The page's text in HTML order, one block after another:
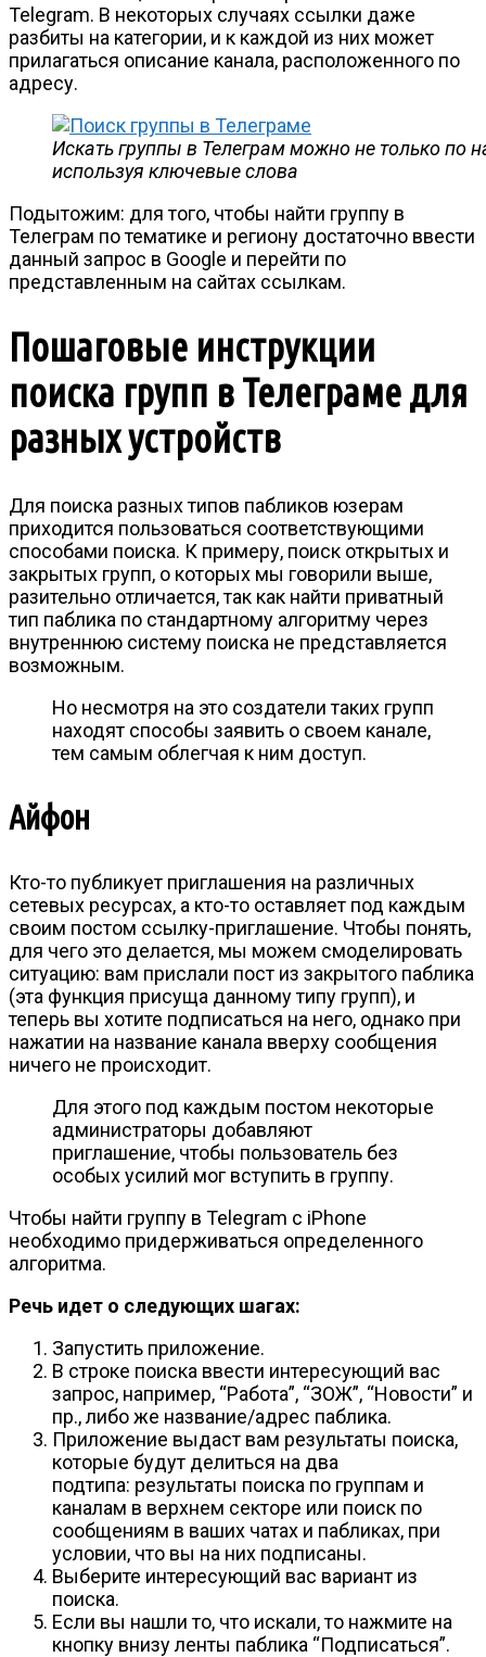
Telegram. В некоторых случаях ссылки даже
разбиты на категории, и к каждой из них может
прилагаться описание канала, расположенного по
адресу.
Искать группы в Телеграм можно не только по
используя ключевые слова
Подытожим: для того, чтобы найти группу в
Телеграм по тематике и региону достаточно ввести
данный запрос в Google и перейти по
представленным на сайтах ссылкам.
Пошаговые инструкции
поиска групп в Телеграме для
разных устройств
Для поиска разных типов пабликов юзерам
приходится пользоваться соответствующими
способами поиска. К примеру, поиск открытых и
закрытых групп, о которых мы говорили выше,
разительно отличается, так как найти приватный
тип паблика по стандартному алгоритму через
внутреннюю систему поиска не представляется
возможным.
Но несмотря на это создатели таких групп
находят способы заявить о своем канале,
тем самым облегчая к ним доступ.
Айфон
Кто-то публикует приглашения на различных
сетевых ресурсах, а кто-то оставляет под каждым
своим постом ссылку-приглашение. Чтобы понять,
для чего это делается, мы можем смоделировать
ситуацию: вам прислали пост из закрытого паблика
(эта функция присуща данному типу групп), и
теперь вы хотите подписаться на него, однако при
нажатии на название канала вверху сообщения
ничего не происходит.
Для этого под каждым постом некоторые
администраторы добавляют
приглашение, чтобы пользователь без
особых усилий мог вступить в группу.
Чтобы найти группу в Telegram с iPhone
необходимо придерживаться определенного
алгоритма.
Речь идет о следующих шагах:
Запустить приложение.
В строке поиска ввести интересующий вас
запрос, например, “Работа”, “ЗОЖ”, “Новости” и
пр., либо же название/адрес паблика.
Приложение выдаст вам результаты поиска,
которые будут делиться на два
подтипа: результаты поиска по группам и
каналам в верхнем секторе или поиск по
сообщениям в ваших чатах и пабликах, при
условии, что вы на них подписаны.
Выберите интересующий вас вариант из
поиска.
Если вы нашли то, что искали, то нажмите на
кнопку внизу ленты паблика “Подписаться”.